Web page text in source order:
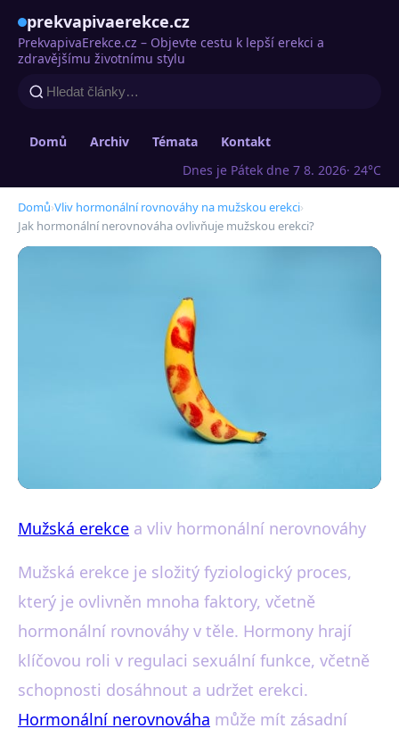
prekvapivaerekce.cz
PrekvapivaErekce.cz – Objevte cestu k lepší erekci a
zdravějšímu životnímu stylu
Domů Archiv Témata
Kontakt
Dnes je Pátek dne 7 8. 2026· 24°C
Domů›Vliv hormonální rovnováhy na mužskou erekci›
Jak hormonální nerovnováha ovlivňuje mužskou erekci?
Vliv hormonální rovnováhy na mužskou erekci
ovlivňuje mužskou erekci?
16. 2. 2026· 4 min čtení · Autor: Marek Pavelka
Mužská erekce a vliv hormonální nerovnováhy
Mužská erekce je složitý fyziologický proces,
který je ovlivněn mnoha faktory, včetně
hormonální rovnováhy v těle. Hormony hrají
klíčovou roli v regulaci sexuální funkce, včetně
schopnosti dosáhnout a udržet erekci.
Hormonální nerovnováha může mít zásadní